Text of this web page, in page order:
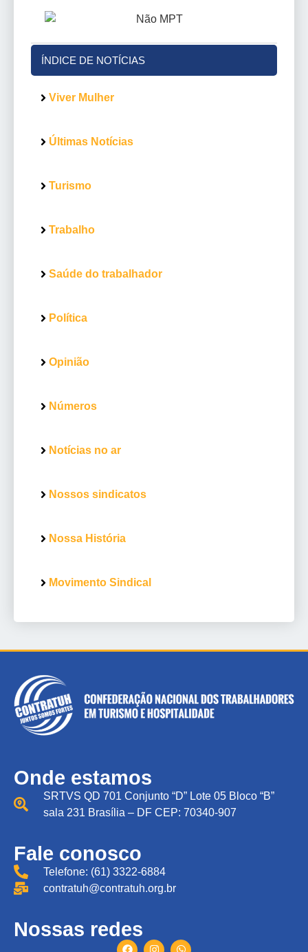
ÍNDICE DE NOTÍCIAS
Viver Mulher
Últimas Notícias
Turismo
Trabalho
Saúde do trabalhador
Política
Opinião
Números
Notícias no ar
Nossos sindicatos
Nossa História
Movimento Sindical
Onde estamos
SRTVS QD 701 Conjunto “D” Lote 05 Bloco “B”
sala 231 Brasília – DF CEP: 70340-907
Fale conosco
Telefone: (61) 3322-6884
contratuh@contratuh.org.br
Nossas redes